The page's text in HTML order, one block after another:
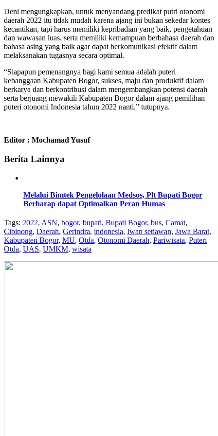
Deni mengungkapkan, untuk menyandang predikat putri otonomi
daerah 2022 itu tidak mudah karena ajang ini bukan sekedar kontes
kecantikan, tapi harus memiliki kepribadian yang baik, pengetahuan
dan wawasan luas, serta memiliki kemampuan berbahasa daerah dan
bahasa asing yang baik agar dapat berkomunikasi efektif dalam
melaksanakan tugasnya secara optimal.
“Siapapun pemenangnya bagi kami semua adalah puteri
kebanggaan Kabupaten Bogor, sukses, maju dan produktif dalam
berkarya dan berkontribusi dalam mengembangkan potensi daerah
serta berjuang mewakili Kabupaten Bogor dalam ajang pemilihan
puteri otonomi Indonesia tahun 2022 nanti,” tutupnya.
Editor : Mochamad Yusuf
Berita Lainnya
Melalui Bimtek Pengelolaan Medsos, Plt Bupati Bogor
Berharap dapat Optimalkan Peran Humas
Tags: 2022, ASN, bogor, bupati, Bupati Bogor, bus, Camat,
Cibinong, Daerah, Gerindra, indonesia, Iwan setiawan, Jawa Barat,
Kabupaten Bogor, MU, Otda, Otonomi Daerah, Pariwisata, Puteri
Otda, UAS, UMKM, wisata